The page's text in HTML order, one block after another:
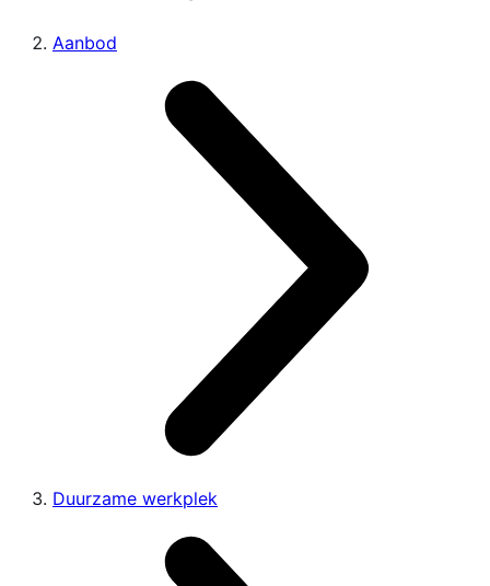
Aanbod
Duurzame werkplek